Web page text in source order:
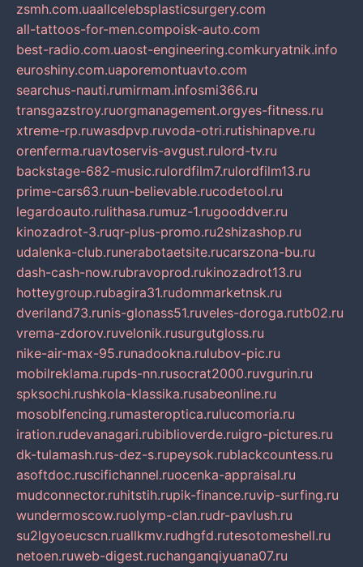
zsmh.com.uaallcelebsplasticsurgery.com
all-tattoos-for-men.compoisk-auto.com
best-radio.com.uaost-engineering.comkuryatnik.info
euroshiny.com.uaporemontuavto.com
searchus-nauti.rumirmam.infosmi366.ru
transgazstroy.ruorgmanagement.orgyes-fitness.ru
xtreme-rp.ruwasdpvp.ruvoda-otri.rutishinapve.ru
orenferma.ruavtoservis-avgust.rulord-tv.ru
backstage-682-music.rulordfilm7.rulordfilm13.ru
prime-cars63.ruun-believable.rucodetool.ru
legardoauto.rulithasa.rumuz-1.rugooddver.ru
kinozadrot-3.ruqr-plus-promo.ru2shizashop.ru
udalenka-club.runerabotaetsite.rucarszona-bu.ru
dash-cash-now.rubravoprod.rukinozadrot13.ru
hotteygroup.rubagira31.rudommarketnsk.ru
dveriland73.runis-glonass51.ruveles-doroga.rutb02.ru
vrema-zdorov.ruvelonik.rusurgutgloss.ru
nike-air-max-95.runadookna.rulubov-pic.ru
mobilreklama.rupds-nn.rusocrat2000.ruvgurin.ru
spksochi.rushkola-klassika.rusabeonline.ru
mosoblfencing.rumasteroptica.rulucomoria.ru
iration.rudevanagari.rubiblioverde.ruigro-pictures.ru
dk-tulamash.rus-dez-s.rupeysok.rublackcountess.ru
asoftdoc.ruscifichannel.ruocenka-appraisal.ru
mudconnector.ruhitstih.rupik-finance.ruvip-surfing.ru
wundermoscow.ruolymp-clan.rudr-pavlush.ru
su2lgyoeucscn.ruallkmv.rudhgfd.rutesotomeshell.ru
netoen.ruweb-digest.ruchanganqiyuana07.ru